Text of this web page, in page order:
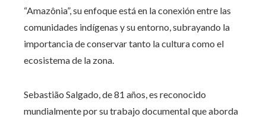
“Amazônia”, su enfoque está en la conexión entre las
comunidades indígenas y su entorno, subrayando la
importancia de conservar tanto la cultura como el
ecosistema de la zona.
Sebastião Salgado, de 81 años, es reconocido
mundialmente por su trabajo documental que aborda